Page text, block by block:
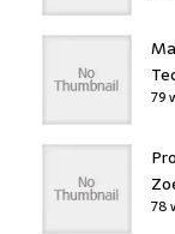
79
78